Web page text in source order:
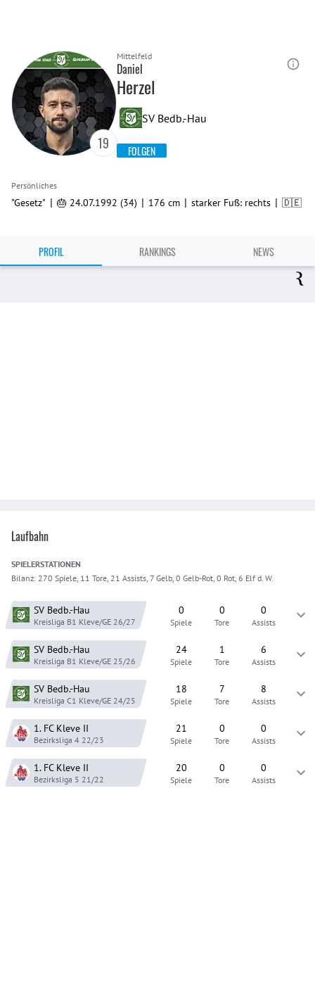
19
Mittelfeld
Daniel
Herzel
SV Bedb.-Hau
FOLGEN
Persönliches
"Gesetz" | 🎂 24.07.1992 (34) | 176 cm | starker Fuß: rechts | 🇩🇪
PROFIL RANKINGS NEWS
Laufbahn
SPIELERSTATIONEN
Bilanz: 270 Spiele, 11 Tore, 21 Assists, 7 Gelb, 0 Gelb-Rot, 0 Rot, 6 Elf d. W.
SV Bedb.-Hau
Kreisliga B1 Kleve/GE 26/27
0
Spiele
0
Tore
0
Assists
SV Bedb.-Hau
Kreisliga B1 Kleve/GE 25/26
24
Spiele
1
Tore
6
Assists
SV Bedb.-Hau
Kreisliga C1 Kleve/GE 24/25
18
Spiele
7
Tore
8
Assists
1. FC Kleve II
Bezirksliga 4 22/23
21
Spiele
0
Tore
0
Assists
1. FC Kleve II
Bezirksliga 5 21/22
20
Spiele
0
Tore
0
Assists